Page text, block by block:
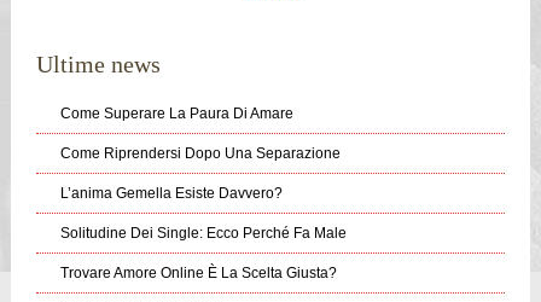
Ultime news
Come Superare La Paura Di Amare
Come Riprendersi Dopo Una Separazione
L’anima Gemella Esiste Davvero?
Solitudine Dei Single: Ecco Perché Fa Male
Trovare Amore Online È La Scelta Giusta?